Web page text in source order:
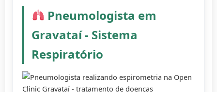
Pneumologista em
Gravataí - Sistema
Respiratório